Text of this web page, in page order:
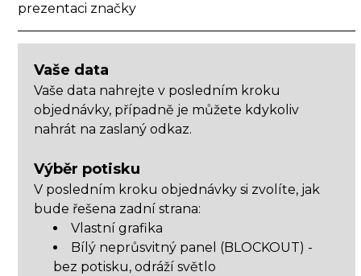
prezentaci značky
Vaše data
Vaše data nahrejte v posledním kroku
objednávky, případně je můžete kdykoliv
nahrát na zaslaný odkaz.
Výběr potisku
V posledním kroku objednávky si zvolíte, jak
bude řešena zadní strana:
Vlastní grafika
Bílý neprůsvitný panel (BLOCKOUT) -
bez potisku, odráží světlo